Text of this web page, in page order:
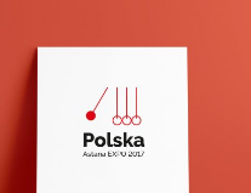
DODAJ DO KOSZYKA